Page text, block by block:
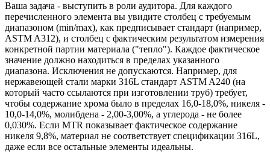
Ваша задача - выступить в роли аудитора. Для каждого
перечисленного элемента вы увидите столбец с требуемым
диапазоном (min/max), как предписывает стандарт (например,
ASTM A312), и столбец с фактическим результатом измерения
конкретной партии материала ("тепло"). Каждое фактическое
значение должно находиться в пределах указанного
диапазона. Исключения не допускаются. Например, для
нержавеющей стали марки 316L стандарт ASTM A240 (на
который часто ссылаются при изготовлении труб) требует,
чтобы содержание хрома было в пределах 16,0-18,0%, никеля -
10,0-14,0%, молибдена - 2,00-3,00%, а углерода - не более
0,030%. Если MTR показывает фактическое содержание
никеля 9,8%, материал не соответствует спецификации 316L,
даже если все остальные элементы идеальны.